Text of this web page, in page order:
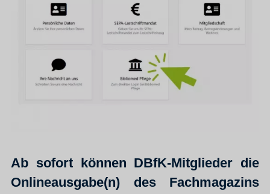
Ab sofort können DBfK-Mitglieder die
Onlineausgabe(n) des Fachmagazins